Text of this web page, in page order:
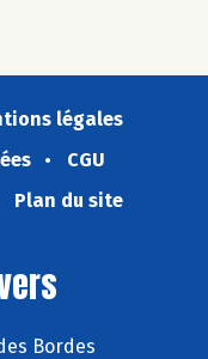
légales
CGU
Plan du site
Bordes